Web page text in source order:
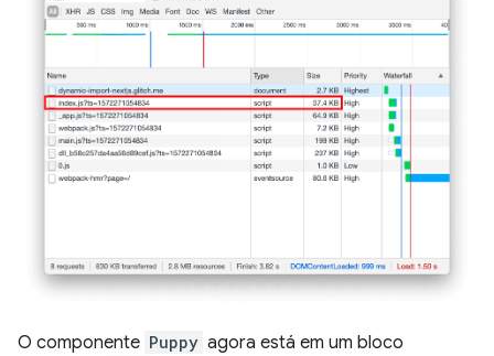
O componente Puppy agora está em um bloco